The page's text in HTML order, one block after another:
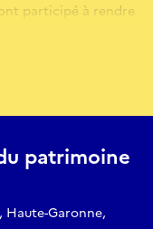
participé à rendre
la photographie à
d’Eau en 1974.
patrimoine
Haute-Garonne,